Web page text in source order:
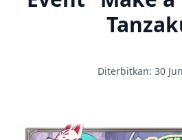
Diterbitkan: 30